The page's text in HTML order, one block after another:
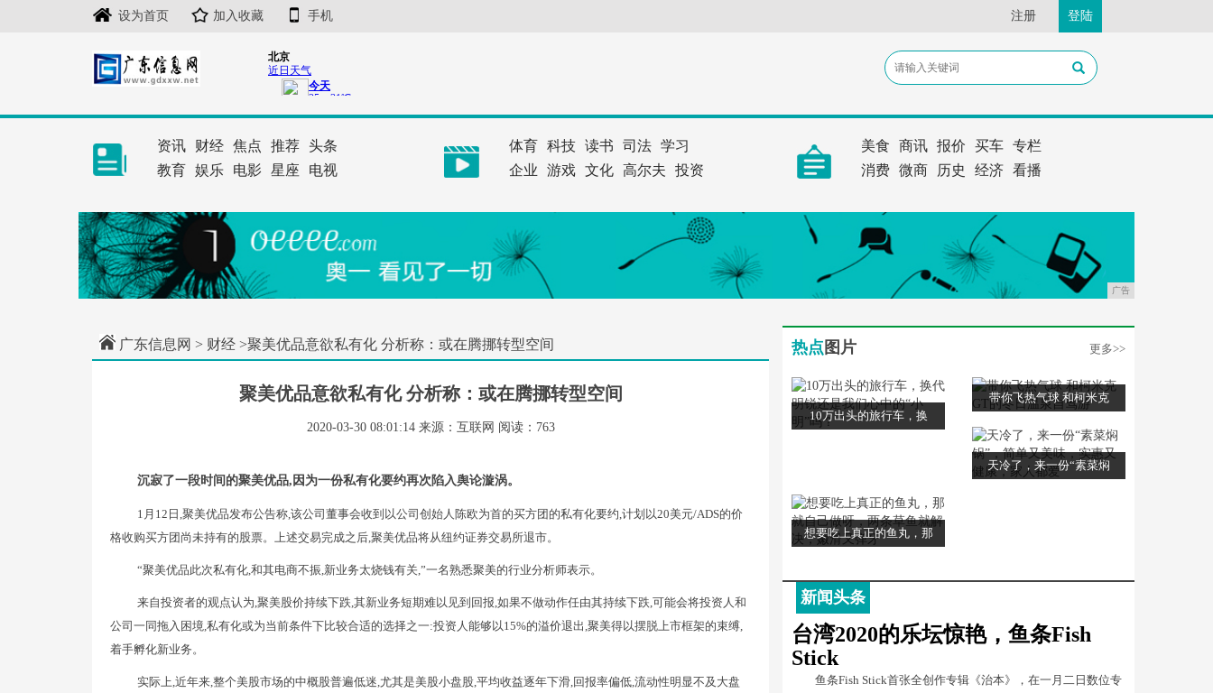
设为首页 加入收藏 手机 注册 登陆
资讯 财经 焦点 推荐 头条
教育 娱乐 电影 星座 电视
体育 科技 读书 司法 学习
企业
游戏 文化 高尔夫 投资
美食 商讯 报价 买车 专栏
消费 微商 历史 经济 看播
广告
广东信息网 > 财经 >聚美优品意欲私有化 分析称：或在腾挪转型空间
聚美优品意欲私有化 分析称：或在腾挪转型空间
2020-03-30 08:01:14 来源：互联网 阅读：763
沉寂了一段时间的聚美优品,因为一份私有化要约再次陷入舆论漩涡。
1月12日,聚美优品发布公告称,该公司董事会收到以公司创始人陈欧为首的买方团的私有化要约,计划以20美元/ADS的价
格收购买方团尚未持有的股票。上述交易完成之后,聚美优品将从纽约证券交易所退市。
“聚美优品此次私有化,和其电商不振,新业务太烧钱有关,”一名熟悉聚美的行业分析师表示。
来自投资者的观点认为,聚美股价持续下跌,其新业务短期难以见到回报,如果不做动作任由其持续下跌,可能会将投资人和
公司一同拖入困境,私有化或为当前条件下比较合适的选择之一:投资人能够以15%的溢价退出,聚美得以摆脱上市框架的束缚,
着手孵化新业务。
实际上,近年来,整个美股市场的中概股普遍低迷,尤其是美股小盘股,平均收益逐年下滑,回报率偏低,流动性明显不及大盘
热点 图片 更多>>
10万出头的旅行车，换
带你飞热气球 和柯米克
天冷了，来一份“素菜焖
想要吃上真正的鱼丸，那
新闻头条
台湾2020的乐坛惊艳，鱼条Fish
Stick
鱼条Fish Stick首张全创作专辑《治本》，在一月二日数位专